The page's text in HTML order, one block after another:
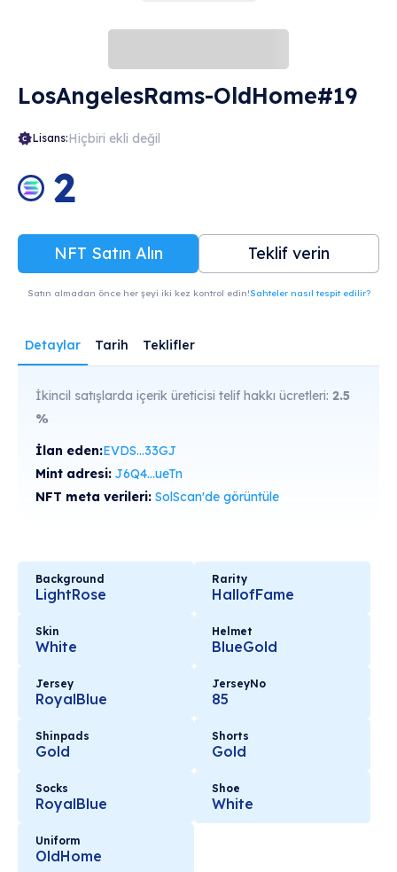
LosAngelesRams-OldHome#19
Lisans:Hiçbiri ekli değil
2
NFT Satın Alın Teklif verin
Satın almadan önce her şeyi iki kez kontrol edin!Sahteler nasıl tespit edilir?
Detaylar Tarih Teklifler
İkincil satışlarda içerik üreticisi telif hakkı ücretleri: 2.5
%
İlan eden:EVDS...33GJ
Mint adresi: J6Q4...ueTn
NFT meta verileri: SolScan'de görüntüle
Background
LightRose
Rarity
HallofFame
Skin
White
Helmet
BlueGold
Jersey
RoyalBlue
JerseyNo
85
Shinpads
Gold
Shorts
Gold
Socks
RoyalBlue
Shoe
White
Uniform
OldHome